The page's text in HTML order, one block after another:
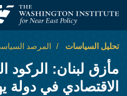
معهد واشنطن لسياسات الشرق
تحليل السياسات المرصد السياسي
مأزق لبنان: الركود
الاقتصادي في دولة